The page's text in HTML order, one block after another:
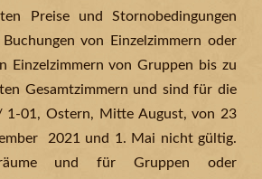
Preise und Stornobedingungen
von Einzelzimmern oder
Einzelzimmern von Gruppen bis zu
Gesamtzimmern und sind für die
1-01, Ostern, Mitte August, von 23
2021 und 1. Mai nicht gültig.
und für Gruppen oder